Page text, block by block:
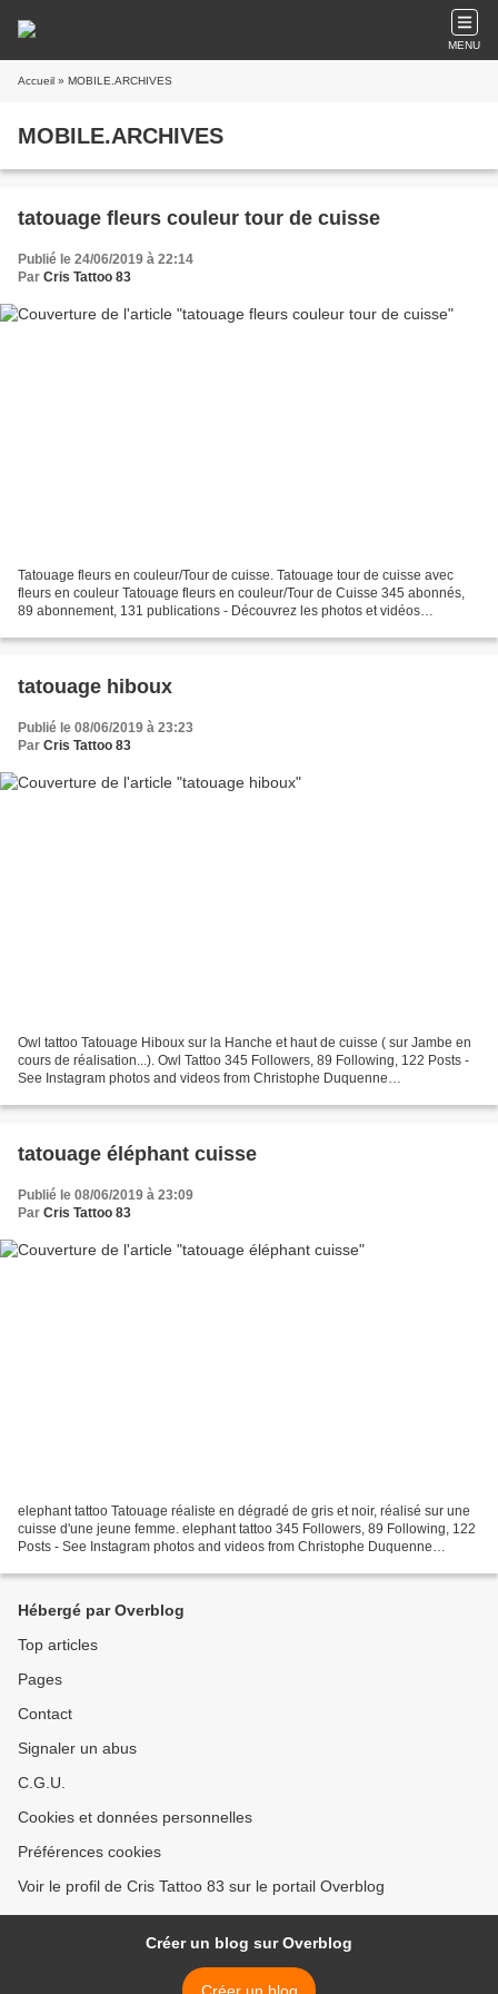
MENU
Accueil » MOBILE.ARCHIVES
MOBILE.ARCHIVES
tatouage fleurs couleur tour de cuisse
Publié le 24/06/2019 à 22:14
Par Cris Tattoo 83
Tatouage fleurs en couleur/Tour de cuisse. Tatouage tour de cuisse avec
fleurs en couleur Tatouage fleurs en couleur/Tour de Cuisse 345 abonnés,
89 abonnement, 131 publications - Découvrez les photos et vidéos
tatouage hiboux
Publié le 08/06/2019 à 23:23
Par Cris Tattoo 83
Owl tattoo Tatouage Hiboux sur la Hanche et haut de cuisse ( sur Jambe en
cours de réalisation...). Owl Tattoo 345 Followers, 89 Following, 122 Posts -
See Instagram photos and videos from Christophe Duquenne
tatouage éléphant cuisse
Publié le 08/06/2019 à 23:09
Par Cris Tattoo 83
elephant tattoo Tatouage réaliste en dégradé de gris et noir, réalisé sur une
cuisse d'une jeune femme. elephant tattoo 345 Followers, 89 Following, 122
Posts - See Instagram photos and videos from Christophe Duquenne
Hébergé par Overblog
Top articles
Pages
Contact
Signaler un abus
C.G.U.
Cookies et données personnelles
Préférences cookies
Voir le profil de Cris Tattoo 83 sur le portail Overblog
Créer un blog sur Overblog